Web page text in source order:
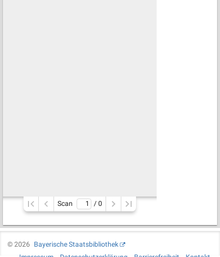
Scan / 0
©2026
Bayerische Staatsbibliothek